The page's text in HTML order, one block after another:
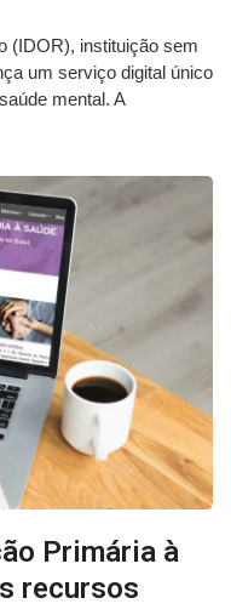
(IDOR), instituição sem
um serviço digital único
mental. A
Primária à
recursos